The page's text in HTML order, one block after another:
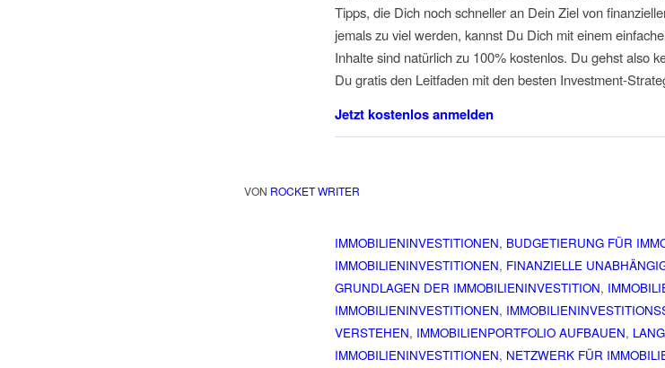
Tipps, die Dich noch schneller an Dein Ziel von
jemals zu viel werden, kannst Du Dich mit einem
Inhalte sind natürlich zu 100% kostenlos. Du gehst also
Du gratis den Leitfaden mit den besten Investment-
Jetzt kostenlos anmelden
VON ROCKET WRITER
IMMOBILIENINVESTITIONEN, BUDGETIERUNG FÜR
IMMOBILIENINVESTITIONEN, FINANZIELLE
GRUNDLAGEN DER IMMOBILIENINVESTITION,
IMMOBILIENINVESTITIONEN,
VERSTEHEN, IMMOBILIENPORTFOLIO AUFBAUEN,
IMMOBILIENINVESTITIONEN, NETZWERK FÜR